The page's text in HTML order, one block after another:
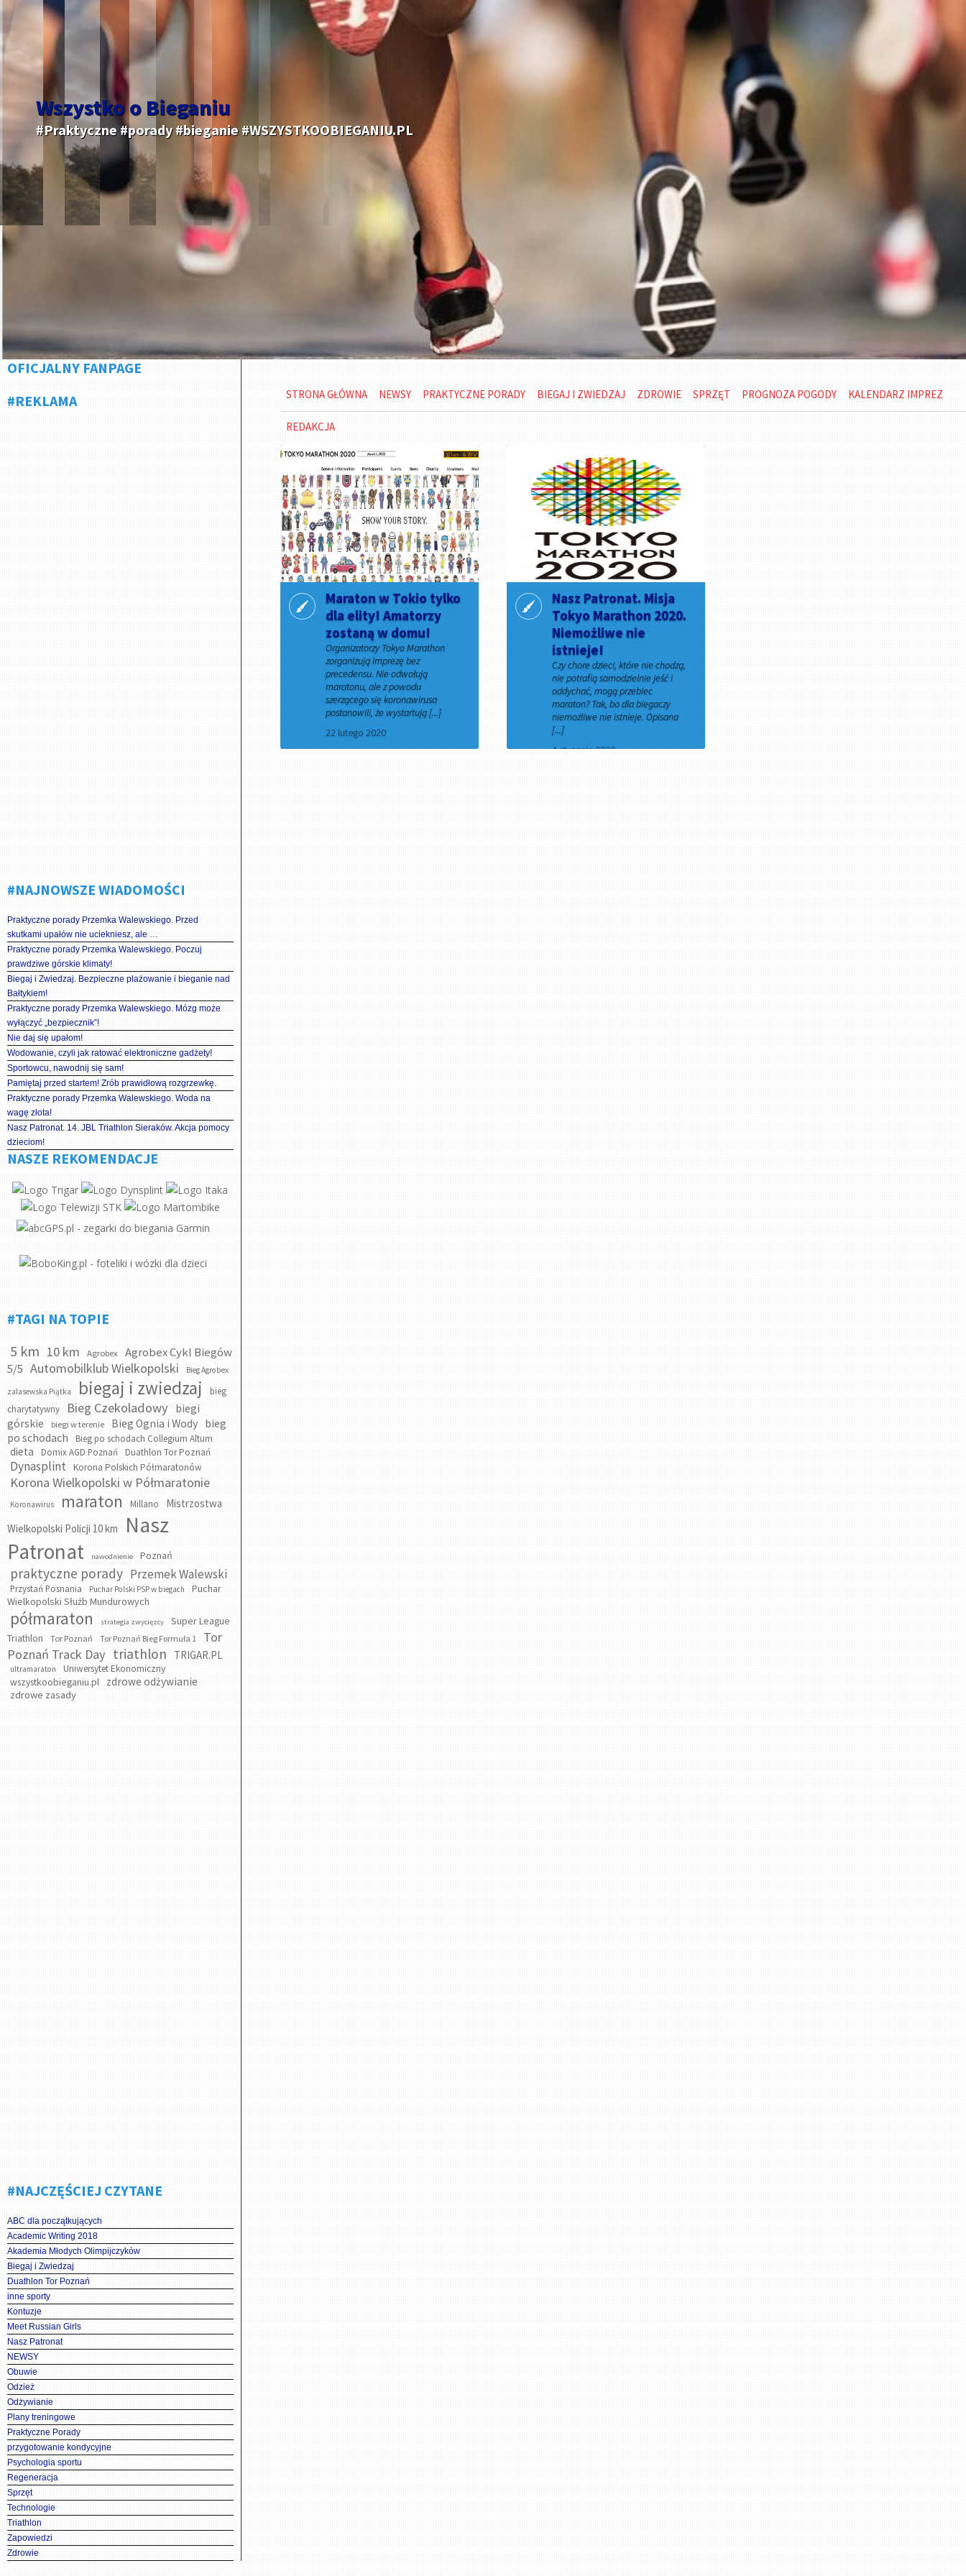
Wszystko o Bieganiu
#Praktyczne #porady #bieganie #WSZYSTKOOBIEGANIU.PL
OFICJALNY FANPAGE
#REKLAMA
#NAJNOWSZE WIADOMOŚCI
Praktyczne porady Przemka Walewskiego. Przed
skutkami upałów nie uciekniesz, ale …
Praktyczne porady Przemka Walewskiego. Poczuj
prawdziwe górskie klimaty!
Biegaj i Zwiedzaj. Bezpieczne plażowanie i bieganie nad
Bałtykiem!
Praktyczne porady Przemka Walewskiego. Mózg może
wyłączyć „bezpiecznik”!
Nie daj się upałom!
Wodowanie, czyli jak ratować elektroniczne gadżety!
Sportowcu, nawodnij się sam!
Pamiętaj przed startem! Zrób prawidłową rozgrzewkę.
Praktyczne porady Przemka Walewskiego. Woda na
wagę złota!
Nasz Patronat. 14. JBL Triathlon Sieraków. Akcja pomocy
dzieciom!
NASZE REKOMENDACJE
#TAGI NA TOPIE
5 km 10 km Agrobex
Agrobex Cykl Biegów
5/5 Automobilklub Wielkopolski Bieg Agrobex
zalasewska Piątka biegaj i zwiedzaj
bieg
charytatywny
Bieg Czekoladowy
biegi
górskie
biegi w terenie Bieg Ognia i Wody bieg
po schodach
Bieg po schodach Collegium Altum
dieta Domix AGD Poznań Duathlon Tor Poznań
Dynasplint Korona Polskich Półmaratonów
Korona Wielkopolski w Półmaratonie
Koronawirus maraton Millano
Mistrzostwa
Wielkopolski Policji 10 km
Nasz
Patronat
nawodnienie Poznań
praktyczne porady Przemek Walewski
Przystań Posnania Puchar Polski PSP w biegach
Puchar
Wielkopolski Służb Mundurowych
półmaraton strategia zwycięzcy
Super League
Triathlon
Tor Poznań Tor Poznań Bieg Formuła 1
Tor
Poznań Track Day triathlon TRIGAR.PL
ultramaraton Uniwersytet Ekonomiczny
wszystkoobieganiu.pl zdrowe odżywianie
zdrowe zasady
#NAJCZĘŚCIEJ CZYTANE
ABC dla początkujących
Academic Writing 2018
Akademia Młodych Olimpijczyków
Biegaj i Zwiedzaj
Duathlon Tor Poznań
inne sporty
Kontuzje
Meet Russian Girls
Nasz Patronat
NEWSY
Obuwie
Odzież
Odżywianie
Plany treningowe
Praktyczne Porady
przygotowanie kondycyjne
Psychologia sportu
Regeneracja
Sprzęt
Technologie
Triathlon
Zapowiedzi
Zdrowie
STRONA GŁÓWNA NEWSY PRAKTYCZNE PORADY BIEGAJ I ZWIEDZAJ ZDROWIE SPRZĘT PROGNOZA POGODY KALENDARZ IMPREZ
REDAKCJA
Maraton w Tokio tylko
dla elity! Amatorzy
zostaną w domu!
Organizatorzy Tokyo Marathon
zorganizują imprezę bez
precedensu. Nie odwołują
maratonu, ale z powodu
szerzącego się koronawirusa
postanowili, że wystartują [...]
22 lutego 2020
Nasz Patronat. Misja
Tokyo Marathon 2020.
Niemożliwe nie
istnieje!
Czy chore dzieci, które nie chodzą,
nie potrafią samodzielnie jeść i
oddychać, mogą przebiec
maraton? Tak, bo dla biegaczy
niemożliwe nie istnieje. Opisana
[...]
4 stycznia 2020